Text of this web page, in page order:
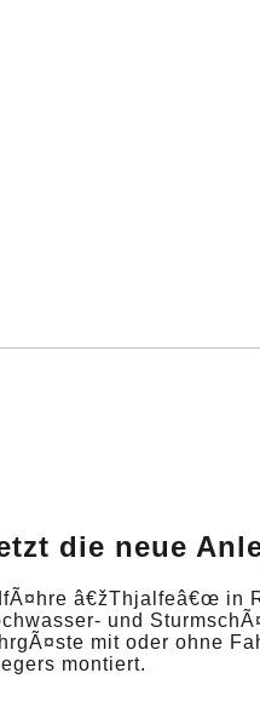
die neue
â€žThjalfeâ€œ
und
mit oder ohne
montiert.